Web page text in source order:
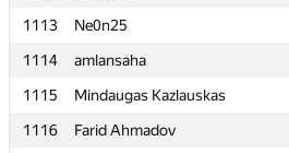
1113
Ne0n25
1114
amlansaha
1115
Mindaugas Kazlauskas
1116
Farid Ahmadov
1113
Ne0n25
1114
amlansaha
1115
Mindaugas Kazlauskas
1116
Farid Ahmadov